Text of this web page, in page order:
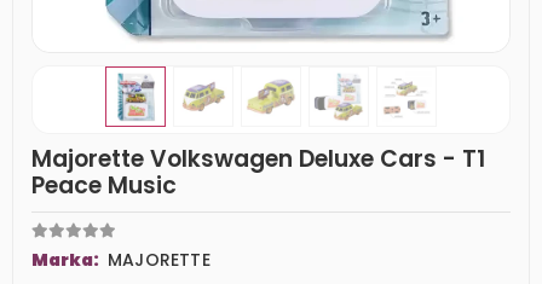
Majorette Volkswagen Deluxe Cars - T1
Peace Music
Marka: MAJORETTE